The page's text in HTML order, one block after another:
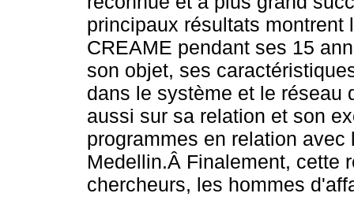
principaux résultats
CREAME pendant ses 15
son objet, ses
dans le système et le réseau
aussi sur sa relation et son
programmes en relation
Medellin.Â Finalement, cette
chercheurs, les hommes